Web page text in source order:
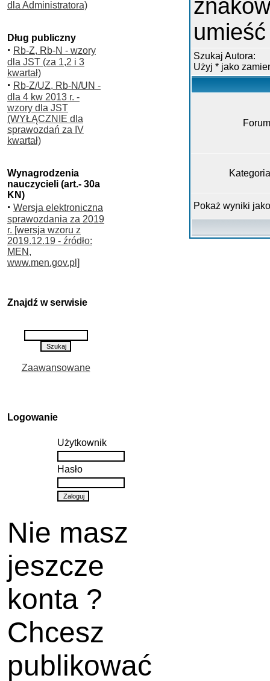
dla Administratora)
Dług publiczny
· Rb-Z, Rb-N - wzory
dla JST (za 1,2 i 3
kwartał)
· Rb-Z/UZ, Rb-N/UN -
dla 4 kw 2013 r. -
wzory dla JST
(WYŁĄCZNIE dla
sprawozdań za IV
kwartał)
Wynagrodzenia
nauczycieli (art.- 30a
KN)
· Wersja elektroniczna
sprawozdania za 2019
r. [wersja wzoru z
2019.12.19 - źródło:
MEN,
www.men.gov.pl]
Znajdź w serwisie
Zaawansowane
Logowanie
Użytkownik
Hasło
Nie masz
jeszcze
konta ?
Chcesz
publikować
Szukaj Autora:
Użyj * jako
Pokaż wyniki